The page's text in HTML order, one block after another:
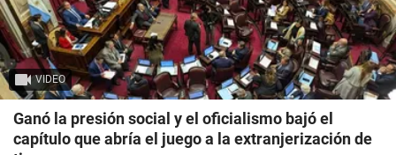
VIDEO
Ganó la presión social y el oficialismo bajó el
capítulo que abría el juego a la extranjerización de